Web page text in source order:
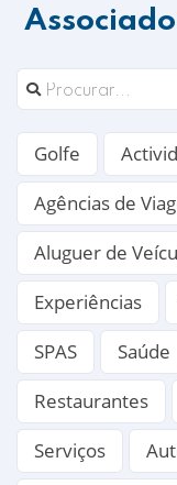
Golfe
Agências de
Aluguer de
Experiências
SPAS
Saúde
Restaurantes
Serviços